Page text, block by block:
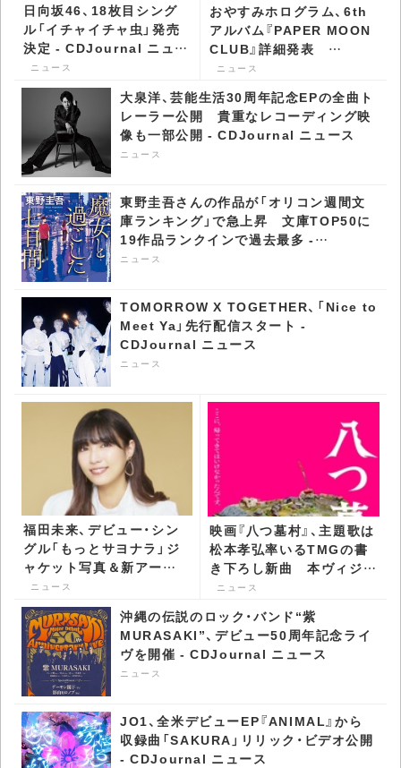
日向坂46、18枚目シング
ル「イチャイチャ虫」発売
決定 - CDJournal ニュー
ス
ニュース
おやすみホログラム、6th
アルバム『PAPER MOON
CLUB』詳細発表
「lovesick」先行配信 -
ニュース
大泉洋、芸能生活30周年記念EPの全曲ト
レーラー公開 貴重なレコーディング映
像も一部公開 - CDJournal ニュース
ニュース
東野圭吾さんの作品が「オリコン週間文
庫ランキング」で急上昇​ 文庫TOP50に
19作品ランクインで過去最多 -
CDJournal ニュース
ニュース
TOMORROW X TOGETHER、「Nice to
Meet Ya」先行配信スタート -
CDJournal ニュース
ニュース
福田未来、デビュー・シン
グル「もっとサヨナラ」ジ
ャケット写真＆新アーテ
ィスト写真公開 -
CDJournal ニュース
ニュース
映画『八つ墓村』、主題歌は
松本孝弘率いるTMGの書
き下ろし新曲 本ヴィジュ
アル＆予告も公開 -
CDJournal ニュース
ニュース
沖縄の伝説のロック・バンド“紫
MURASAKI”、デビュー50周年記念ライ
ヴを開催 - CDJournal ニュース
ニュース
JO1、全米デビューEP『ANIMAL』から
収録曲「SAKURA」リリック・ビデオ公開
- CDJournal ニュース